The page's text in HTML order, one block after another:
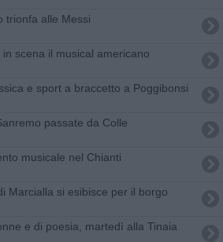
trionfa alle Messi
in scena il musical americano
e sport a braccetto a Poggibonsi
passate da Colle
musicale nel Chianti
Marcialla si esibisce per il borgo
e di poesia, martedì alla Tinaia